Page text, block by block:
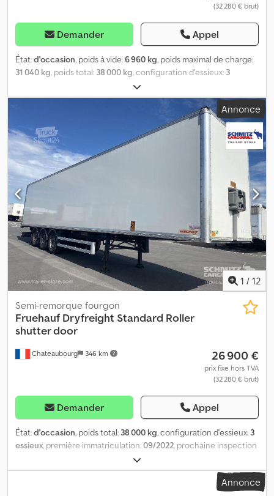
(32 280 € brut)
Demander Appel
État:d'occasion, poids à vide:6 960 kg, poids maximal de charge:
31 040 kg, poids total: 38 000 kg, configuration d'essieux: 3
, première immatriculation:
(TÜV):10/2025, longueur de l'espace de chargement:13 620 mm,
, hauteur de
, volume de l'espace de
chargement:
, suspension:air, dimension des pneus:385/65
R22,5, Année de construction:
, Poids à vide : 6 960 kg, poids
total autorisé en charge (PTAC) : 38 000 kg, dimensions de la zone
de chargement (L x l x h) : 13 620 mm x 2 480 mm x 2 700 mm, taille
des pneus : 385/65 R22,5, volume de la zone de chargement :
91 m³, 1er essieu : , 2e essieu : , 3e essieu : , suspension
pneumatique. Vous trouverez un aperçu de tous les véhicules
disponibles sur notre site web. Vous avez besoin d'un
financement ? Nous proposons des solutions de financement
personnalisées, des contrats de service complets et des services
de télématique. Nous serions heureux de vous conseiller
personnellement. Crodsznny Ejpfx Aiyof
Annonce
1 / 12
Chateaubourg 346 km
Semi-remorque fourgon
Fruehauf Dryfreight Standard Roller
shutter door
26 900 €
prix fixe hors TVA
(32 280 € brut)
Demander Appel
État:d'occasion, poids total: 38 000 kg, configuration d'essieux: 3
essieux, première immatriculation:09/2022, prochaine inspection
, longueur de l'espace de chargement:
largeur de l’espace de chargement:2 480 mm, hauteur de
, volume de l'espace deAnnonce